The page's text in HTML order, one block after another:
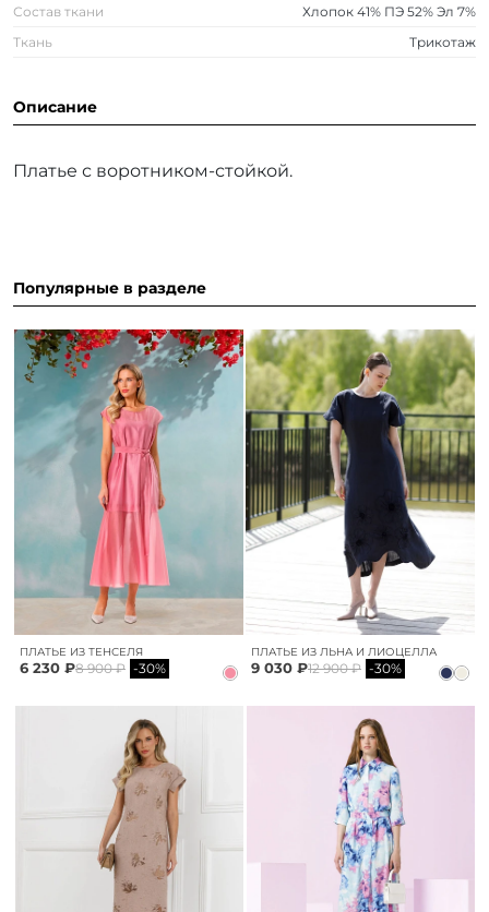
Состав ткани
Хлопок 41% ПЭ 52% Эл 7%
Ткань
Трикотаж
Описание
Платье с воротником-стойкой.
Популярные в разделе
ПЛАТЬЕ ИЗ ТЕНСЕЛЯ
6 230 ₽8 900 ₽ -30%
ПЛАТЬЕ ИЗ ЛЬНА И ЛИОЦЕЛЛА
9 030 ₽12 900 ₽ -30%